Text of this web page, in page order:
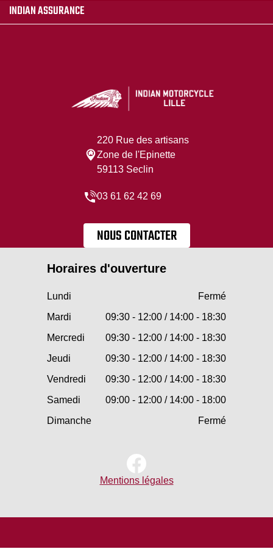
INDIAN ASSURANCE
220 Rue des artisans
Zone de l'Epinette
59113 Seclin
03 61 62 42 69
NOUS CONTACTER
Horaires d'ouverture
Lundi
Fermé
Mardi
09:30 - 12:00 / 14:00 - 18:30
Mercredi
09:30 - 12:00 / 14:00 - 18:30
Jeudi
09:30 - 12:00 / 14:00 - 18:30
Vendredi
09:30 - 12:00 / 14:00 - 18:30
Samedi
09:00 - 12:00 / 14:00 - 18:00
Dimanche
Fermé
Mentions légales